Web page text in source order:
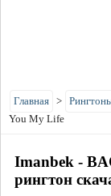
Главная >
You My Life
Imanbek -
рингтон